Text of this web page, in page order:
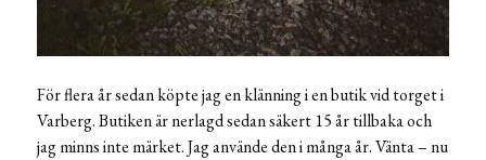
För flera år sedan köpte jag en klänning i en butik vid torget i
Varberg. Butiken är nerlagd sedan säkert 15 år tillbaka och
jag minns inte märket. Jag använde den i många år. Vänta – nu